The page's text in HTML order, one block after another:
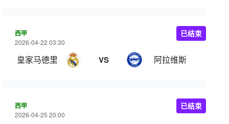
西甲
2026-04-22 03:30
皇家马德里 VS 阿拉维斯
已结束
西甲
2026-04-25 20:00
已结束